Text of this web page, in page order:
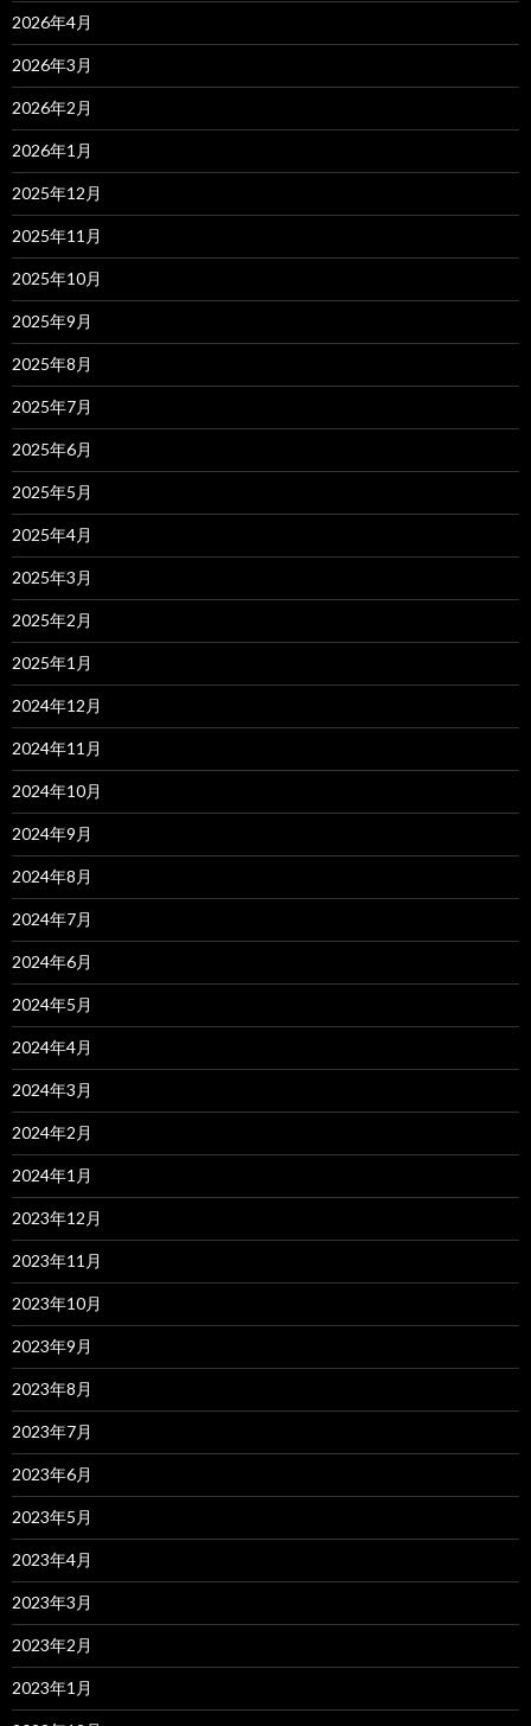
2026年4月
2026年3月
2026年2月
2026年1月
2025年12月
2025年11月
2025年10月
2025年9月
2025年8月
2025年7月
2025年6月
2025年5月
2025年4月
2025年3月
2025年2月
2025年1月
2024年12月
2024年11月
2024年10月
2024年9月
2024年8月
2024年7月
2024年6月
2024年5月
2024年4月
2024年3月
2024年2月
2024年1月
2023年12月
2023年11月
2023年10月
2023年9月
2023年8月
2023年7月
2023年6月
2023年5月
2023年4月
2023年3月
2023年2月
2023年1月